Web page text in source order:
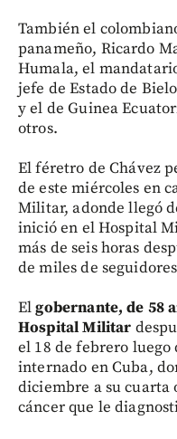
También el
panameño, Ricardo
Humala, el
jefe de Estado de
y el de Guinea
otros.
El féretro de Chávez
de este miércoles en
Militar, adonde llegó
inició en el Hospital
más de seis horas
de miles de
Elgobernante, de 58
Hospital Militar
el 18 de febrero luego
internado en Cuba,
diciembre a su cuarta
cáncer que le